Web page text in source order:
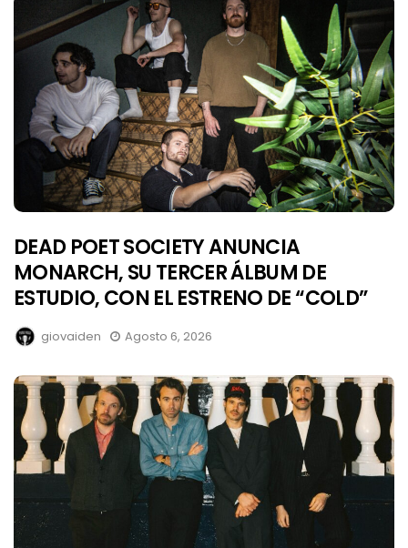
DEAD POET SOCIETY ANUNCIA
MONARCH, SU TERCER ÁLBUM DE
ESTUDIO, CON EL ESTRENO DE “COLD”
giovaiden Agosto 6, 2026